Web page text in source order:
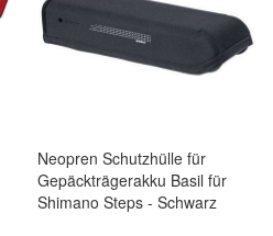
Neopren Schutzhülle für
Gepäckträgerakku Basil für
Shimano Steps - Schwarz